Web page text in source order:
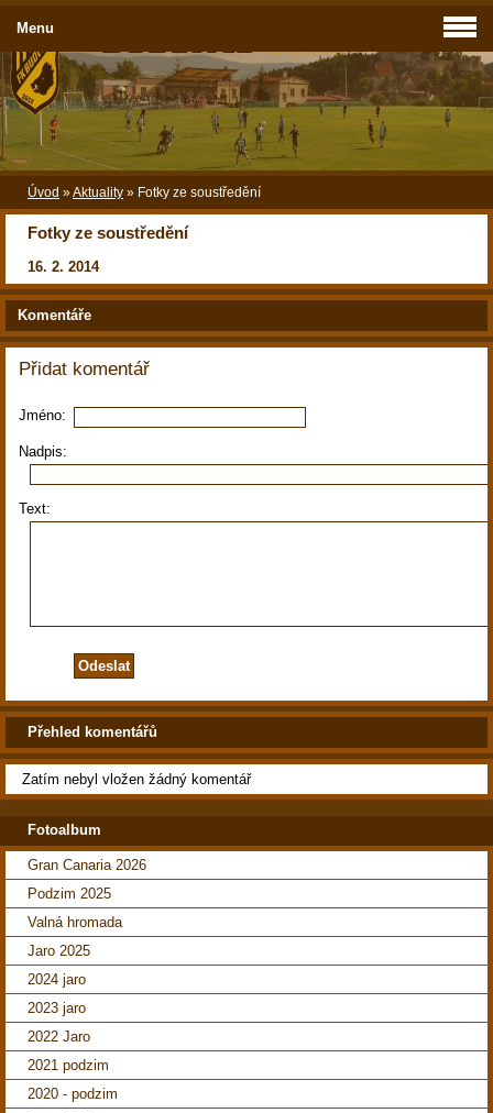
Úvod »Aktuality » Fotky ze soustředění
Fotky ze soustředění
16. 2. 2014
Komentáře
Přidat komentář
Jméno:
Nadpis:
Text:
Přehled komentářů
Zatím nebyl vložen žádný komentář
Menu
Fotoalbum
Gran Canaria 2026
Podzim 2025
Valná hromada
Jaro 2025
2024 jaro
2023 jaro
2022 Jaro
2021 podzim
2020 - podzim